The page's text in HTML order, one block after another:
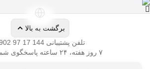
تلفن پشتیبانی